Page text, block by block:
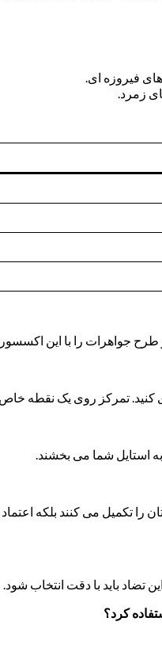
فیروزه ای.
زمرد.
جواهرات را با این
تمرکز روی یک نقطه خاص
استایل شما می بخشند.
تان را تکمیل می کنند بلکه
تضاد باید با دقت انتخاب شود.
کرد؟